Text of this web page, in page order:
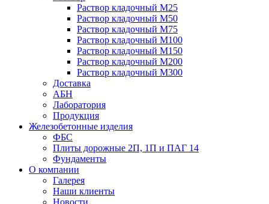
Раствор кладочный М25
Раствор кладочный М50
Раствор кладочный М75
Раствор кладочный М100
Раствор кладочный М150
Раствор кладочный М200
Раствор кладочный М300
Доставка
АБН
Лаборатория
Продукция
Железобетонные изделия
ФБС
Плиты дорожные 2П, 1П и ПАГ 14
Фундаменты
О компании
Галерея
Наши клиенты